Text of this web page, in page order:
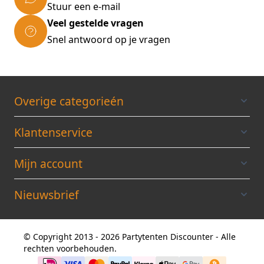
met de tekening in de gebruiksaanwijzing.
Afmeting: 3 x 10 x 2,90 meter (b x l x h)
doorloophoogte 2 meter
INCLUSIEF EEN BRANDVERTRAGEND
CERTIFICAAT
Stuur een e-mail
Veel gestelde vragen
Snel antwoord op je vragen
Overige categorieén
Klantenservice
Mijn account
Nieuwsbrief
© Copyright 2013 - 2026 Partytenten Discounter - Alle
rechten voorbehouden.